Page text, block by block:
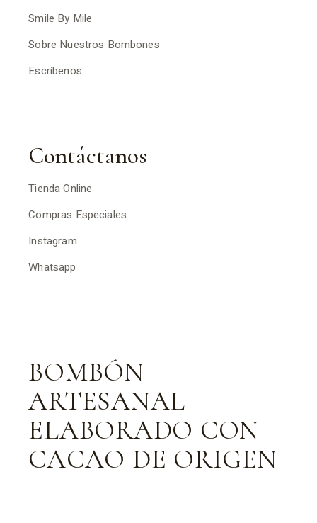
Smile By Mile
Sobre Nuestros Bombones
Escríbenos
Contáctanos
Tienda Online
Compras Especiales
Instagram
Whatsapp
BOMBÓN
ARTESANAL
ELABORADO CON
CACAO DE ORIGEN